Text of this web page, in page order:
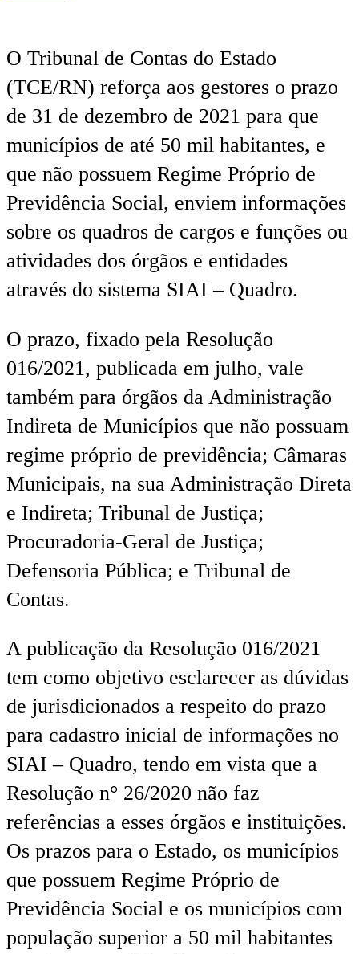
O Tribunal de Contas do Estado
(TCE/RN) reforça aos gestores o prazo
de 31 de dezembro de 2021 para que
municípios de até 50 mil habitantes, e
que não possuem Regime Próprio de
Previdência Social, enviem informações
sobre os quadros de cargos e funções ou
atividades dos órgãos e entidades
através do sistema SIAI – Quadro.
O prazo, fixado pela Resolução
016/2021, publicada em julho, vale
também para órgãos da Administração
Indireta de Municípios que não possuam
regime próprio de previdência; Câmaras
Municipais, na sua Administração Direta
e Indireta; Tribunal de Justiça;
Procuradoria-Geral de Justiça;
Defensoria Pública; e Tribunal de
Contas.
A publicação da Resolução 016/2021
tem como objetivo esclarecer as dúvidas
de jurisdicionados a respeito do prazo
para cadastro inicial de informações no
SIAI – Quadro, tendo em vista que a
Resolução n° 26/2020 não faz
referências a esses órgãos e instituições.
Os prazos para o Estado, os municípios
que possuem Regime Próprio de
Previdência Social e os municípios com
população superior a 50 mil habitantes